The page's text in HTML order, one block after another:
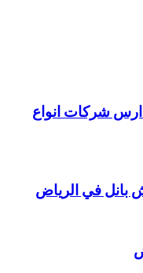
شركات انواع
بانل في الرياض